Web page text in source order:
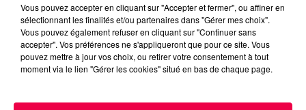
3 août 2026
dans les Vosges
Vous pouvez accepter en cliquant sur "Accepter et fermer", ou affiner en
sélectionnant les finalités et/ou partenaires dans "Gérer mes choix".
Vous pouvez également refuser en cliquant sur "Continuer sans
accepter". Vos préférences ne s'appliqueront que pour ce site. Vous
pouvez mettre à jour vos choix, ou retirer votre consentement à tout
moment via le lien "Gérer les cookies" situé en bas de chaque page.